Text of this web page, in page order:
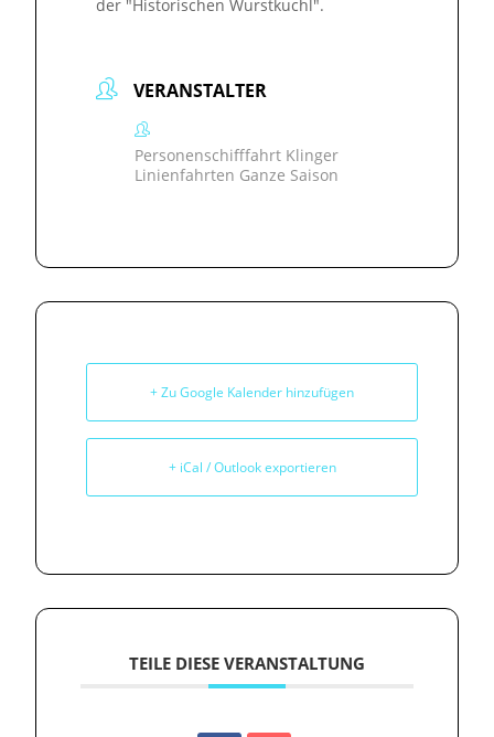
der "Historischen Wurstkuchl".
VERANSTALTER
Personenschifffahrt Klinger
Linienfahrten Ganze Saison
+ Zu Google Kalender hinzufügen
+ iCal / Outlook exportieren
TEILE DIESE VERANSTALTUNG